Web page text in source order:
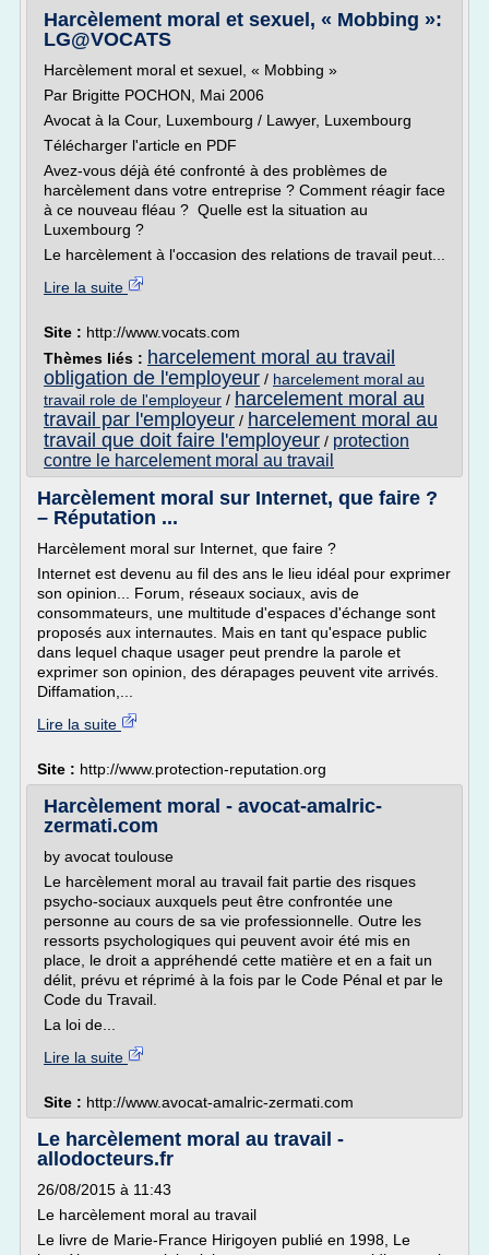
Harcèlement moral et sexuel, « Mobbing »:
LG@VOCATS
Harcèlement moral et sexuel, « Mobbing »
Par Brigitte POCHON, Mai 2006
Avocat à la Cour, Luxembourg / Lawyer, Luxembourg
Télécharger l'article en PDF
Avez-vous déjà été confronté à des problèmes de
harcèlement dans votre entreprise ? Comment réagir face
à ce nouveau fléau ? Quelle est la situation au
Luxembourg ?
Le harcèlement à l'occasion des relations de travail peut...
Lire la suite
Site : http://www.vocats.com
Thèmes liés : harcelement moral au travail
obligation de l'employeur / harcelement moral au
travail role de l'employeur / harcelement moral au
travail par l'employeur / harcelement moral au
travail que doit faire l'employeur / protection
contre le harcelement moral au travail
Harcèlement moral sur Internet, que faire ?
– Réputation ...
Harcèlement moral sur Internet, que faire ?
Internet est devenu au fil des ans le lieu idéal pour exprimer
son opinion... Forum, réseaux sociaux, avis de
consommateurs, une multitude d'espaces d'échange sont
proposés aux internautes. Mais en tant qu'espace public
dans lequel chaque usager peut prendre la parole et
exprimer son opinion, des dérapages peuvent vite arrivés.
Diffamation,...
Lire la suite
Site : http://www.protection-reputation.org
Harcèlement moral - avocat-amalric-
zermati.com
by avocat toulouse
Le harcèlement moral au travail fait partie des risques
psycho-sociaux auxquels peut être confrontée une
personne au cours de sa vie professionnelle. Outre les
ressorts psychologiques qui peuvent avoir été mis en
place, le droit a appréhendé cette matière et en a fait un
délit, prévu et réprimé à la fois par le Code Pénal et par le
Code du Travail.
La loi de...
Lire la suite
Site : http://www.avocat-amalric-zermati.com
Le harcèlement moral au travail -
allodocteurs.fr
26/08/2015 à 11:43
Le harcèlement moral au travail
Le livre de Marie-France Hirigoyen publié en 1998, Le